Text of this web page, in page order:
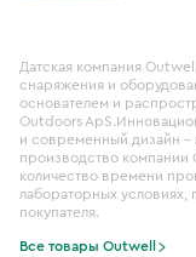
Датская компания
снаряжения и
основателем и
Outdoors
и современный дизайн –
производство
количество времени
лабораторных
покупателя.
Все товары Outwell